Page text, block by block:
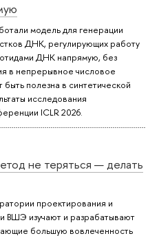
модель для генерации
ДНК, регулирующих работу
ДНК напрямую, без
в непрерывное числовое
полезна в синтетической
исследования
ICLR 2026.
не теряться — делать
проектирования и
ВШЭ изучают и разрабатывают
большую вовлеченность